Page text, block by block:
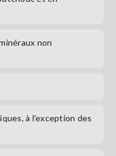
non
à l'exception des